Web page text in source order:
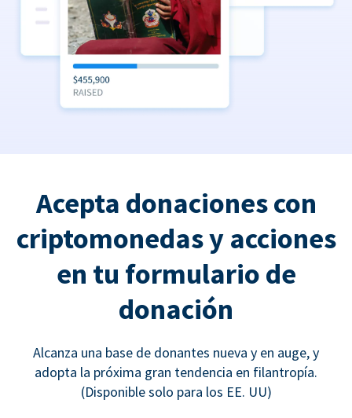
Acepta donaciones con
criptomonedas y acciones
en tu formulario de
donación
Alcanza una base de donantes nueva y en auge, y
adopta la próxima gran tendencia en filantropía.
(Disponible solo para los EE. UU)